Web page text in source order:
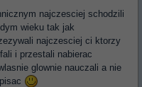
najczesciej schodzili
wieku tak jak
najczesciej ci ktorzy
i przestali nabierac
glownie nauczali a nie